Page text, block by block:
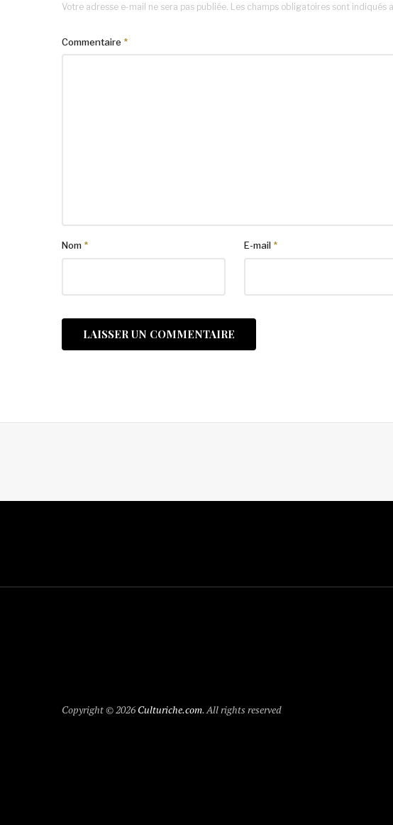
Votre adresse e-mail ne sera pas publiée. Les champs obligatoires sont indiqués
Commentaire *
Nom * E-mail *
Copyright © 2026 Culturiche.com. All rights reserved